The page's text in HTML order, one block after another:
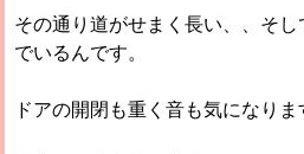
その通り道がせまく長い、、そ
でいるんです。
ドアの開閉も重く音も気になりま